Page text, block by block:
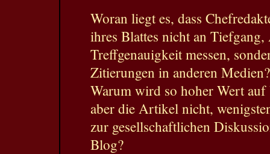
Woran liegt es, dass
ihres Blattes nicht an
Treffgenauigkeit messen,
Zitierungen in anderen Medien?
Warum wird so hoher Wert
aber die Artikel nicht,
zur gesellschaftlichen
Blog?